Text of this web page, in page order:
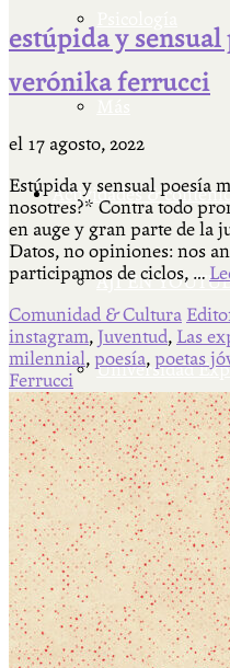
Actividades &
AJÍ EN
Universidad
Feria del Libro
Facultad Libre
Cátedra Bailable
estúpida y
verónika ferrucci
el 17 agosto, 2022
Estúpida y sensual poesía
nosotres?* Contra todo
en auge y gran parte de la
Datos, no opiniones: nos
participamos de ciclos, …
Comunidad & Cultura
instagram, Juventud, Las
milennial, poesía, poetas
Ferrucci